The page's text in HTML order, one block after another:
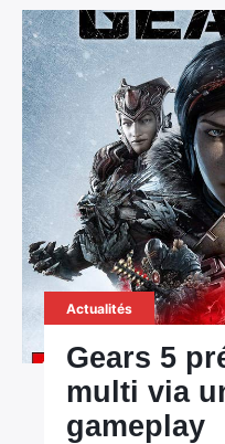
Actualités
Gears 5
multi via
gameplay